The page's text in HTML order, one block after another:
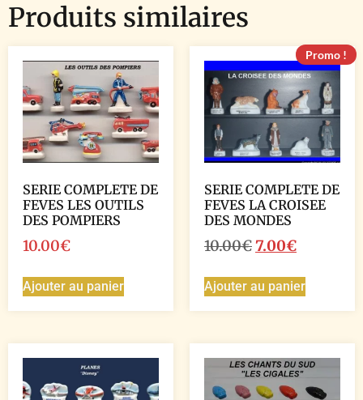
Produits similaires
SERIE COMPLETE DE
FEVES LES OUTILS
DES POMPIERS
10.00€
Ajouter au panier
Promo !
SERIE COMPLETE DE
FEVES LA CROISEE
DES MONDES
10.00€7.00€
Ajouter au panier